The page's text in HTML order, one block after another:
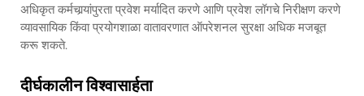
अधिकृत कर्मचार्‍यांपुरता प्रवेश मर्यादित करणे आणि प्रवेश लॉगचे निरीक्षण करणे
व्यावसायिक किंवा प्रयोगशाळा वातावरणात ऑपरेशनल सुरक्षा अधिक मजबूत
करू शकते.
दीर्घकालीन विश्वासार्हता